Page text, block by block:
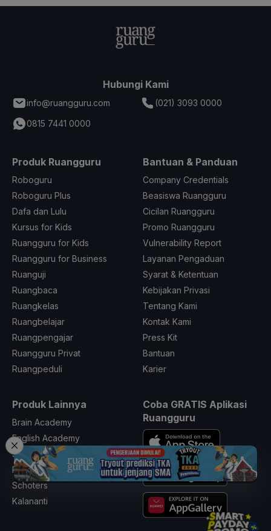
Hubungi Kami
info@ruangguru.com
(021) 3093 0000
0815 7441 0000
Produk Ruangguru
Roboguru
Roboguru Plus
Dafa dan Lulu
Kursus for Kids
Ruangguru for Kids
Ruangguru for Business
Ruanguji
Ruangbaca
Ruangkelas
Ruangbelajar
Ruangpengajar
Ruangguru Privat
Ruangpeduli
Bantuan & Panduan
Company Credentials
Beasiswa Ruangguru
Cicilan Ruangguru
Promo Ruangguru
Vulnerability Report
Layanan Pengaduan
Syarat & Ketentuan
Kebijakan Privasi
Tentang Kami
Kontak Kami
Press Kit
Bantuan
Karier
Produk Lainnya
Brain Academy
English Academy
Skill Academy
Ruangkerja
Schoters
Kalananti
Coba GRATIS Aplikasi
Ruangguru